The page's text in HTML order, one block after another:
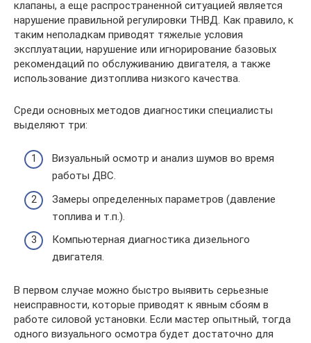
клапаны, а еще распространенной ситуацией является
нарушение правильной регулировки ТНВД. Как правило, к
таким неполадкам приводят тяжелые условия
эксплуатации, нарушение или игнорирование базовых
рекомендаций по обслуживанию двигателя, а также
использование дизтоплива низкого качества.
Среди основных методов диагностики специалисты
выделяют три:
Визуальный осмотр и анализ шумов во время
работы ДВС.
Замеры определенных параметров (давление
топлива и т.п.).
Компьютерная диагностика дизельного
двигателя.
В первом случае можно быстро выявить серьезные
неисправности, которые приводят к явным сбоям в
работе силовой установки. Если мастер опытный, тогда
одного визуального осмотра будет достаточно для